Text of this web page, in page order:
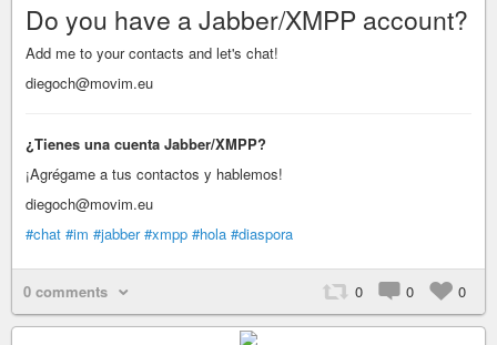
Do you have a Jabber/XMPP account?
Add me to your contacts and let's chat!
diegoch@movim.eu
¿Tienes una cuenta Jabber/XMPP?
¡Agrégame a tus contactos y hablemos!
diegoch@movim.eu
#chat #im #jabber #xmpp #hola #diaspora
0 comments 0 0 0